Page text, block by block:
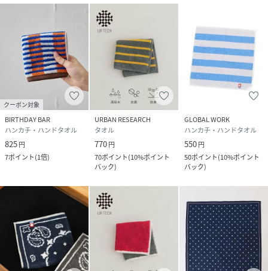
クーポン対象
BIRTHDAY BAR
ハンカチ・ハンドタオル
825円
7ポイント(1倍)
URBAN RESEARCH
タオル
770円
70ポイント(10%ポイント
バック)
GLOBAL WORK
ハンカチ・ハンドタオル
550円
50ポイント(10%ポイント
バック)